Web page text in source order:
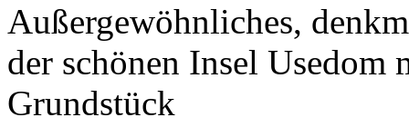
Außergewöhnliches,
der schönen Insel Usedom
Grundstück